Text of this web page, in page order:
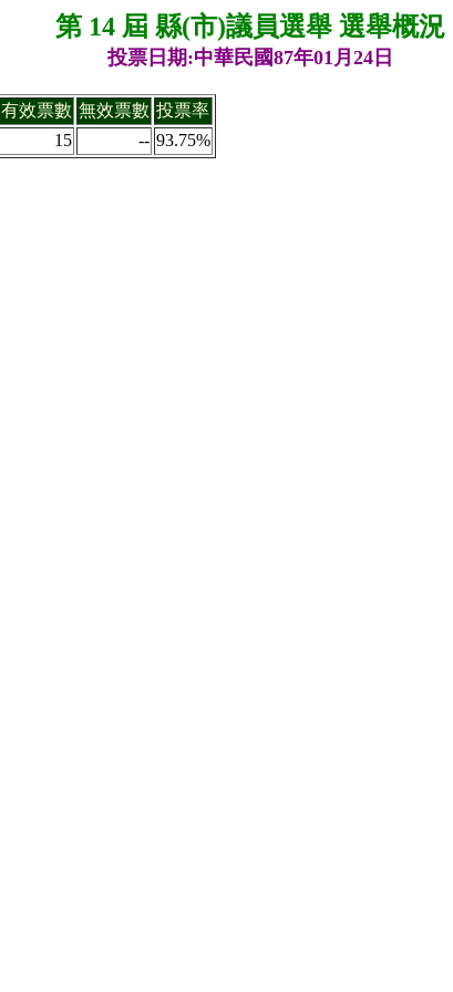
第 14 屆 縣(市)議員選舉 選舉概況
投票日期:中華民國87年01月24日
有效票數 無效票數 投票率
15 -- 93.75%